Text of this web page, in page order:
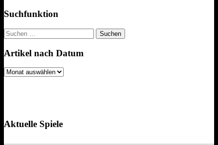
Suchfunktion
Suchen
nach:
Artikel nach Datum
Artikel
Aktuelle Spiele